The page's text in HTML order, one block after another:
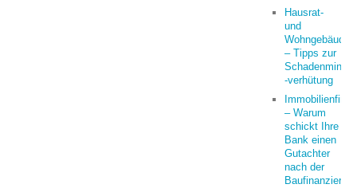
Hausrat-
und
– Tipps zur
-verhütung
– Warum
schickt Ihre
Bank einen
Gutachter
nach der